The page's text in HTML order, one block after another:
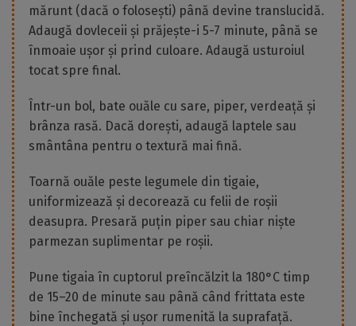
mărunt (dacă o folosești) până devine translucidă.
Adaugă dovleceii și prăjește-i 5-7 minute, până se
înmoaie ușor și prind culoare. Adaugă usturoiul
tocat spre final.
Într-un bol, bate ouăle cu sare, piper, verdeață și
brânza rasă. Dacă dorești, adaugă laptele sau
smântâna pentru o textură mai fină.
Toarnă ouăle peste legumele din tigaie,
uniformizează și decorează cu felii de roșii
deasupra. Presară puțin piper sau chiar niște
parmezan suplimentar pe roșii.
Pune tigaia în cuptorul preîncălzit la 180°C timp
de 15–20 de minute sau până când frittata este
bine închegată și ușor rumenită la suprafață.